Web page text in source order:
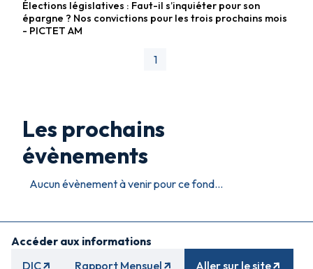
Fonds diversifiés
Élections législatives : Faut-il s’inquiéter pour son
épargne ? Nos convictions pour les trois prochains mois
- PICTET AM
1
Les prochains
évènements
Aucun évènement à venir pour ce fond...
Accéder aux informations
DIC
Rapport Mensuel Aller sur le site